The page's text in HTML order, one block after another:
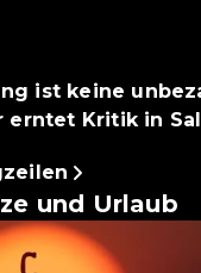
ist keine
erntet Kritik in
und Urlaub